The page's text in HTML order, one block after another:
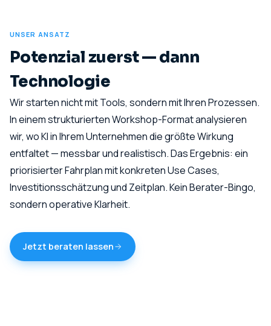
UNSER ANSATZ
Potenzial zuerst — dann
Technologie
Wir starten nicht mit Tools, sondern mit Ihren Prozessen.
In einem strukturierten Workshop-Format analysieren
wir, wo KI in Ihrem Unternehmen die größte Wirkung
entfaltet — messbar und realistisch. Das Ergebnis: ein
priorisierter Fahrplan mit konkreten Use Cases,
Investitionsschätzung und Zeitplan. Kein Berater-Bingo,
sondern operative Klarheit.
Jetzt beraten lassen